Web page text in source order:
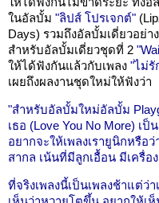
ในอัลบั้ม "ลิปส์ โปรเจกต์"
Days) รวมถึงอัลบั้มเดี่ยวอย่าง
สำหรับอัลบั้มเดี่ยวชุดที่ 2
ให้ได้ฟังกันแล้วกับเพลง "ไม่รั
เผยถึงผลงานชุดใหม่ให้ฟังว่า
"สำหรับอัลบั้มใหม่อัลบั้ม
เธอ (Love You No More)
อยากจะให้เพลงเรายูนิกหรือ
สากล เน้นที่มีลูกเอื้อน มีเครื่อ
ที่จริงเพลงนี้เป็นเพลงช้าแต่ว่